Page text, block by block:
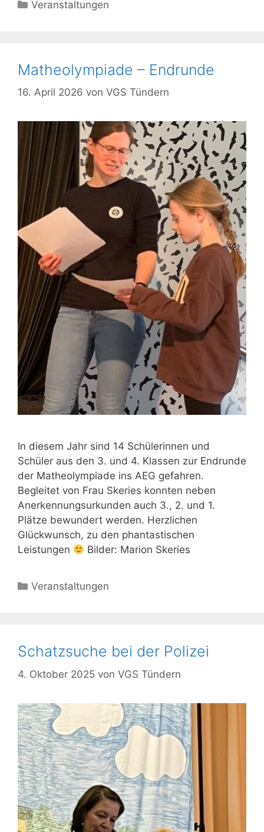
Veranstaltungen
Matheolympiade – Endrunde
16. April 2026 von VGS Tündern
In diesem Jahr sind 14 Schülerinnen und
Schüler aus den 3. und 4. Klassen zur Endrunde
der Matheolympiade ins AEG gefahren.
Begleitet von Frau Skeries konnten neben
Anerkennungsurkunden auch 3., 2. und 1.
Plätze bewundert werden. Herzlichen
Glückwunsch, zu den phantastischen
Leistungen
Bilder: Marion Skeries
Kategorien
Veranstaltungen
Schatzsuche bei der Polizei
4. Oktober 2025 von VGS Tündern